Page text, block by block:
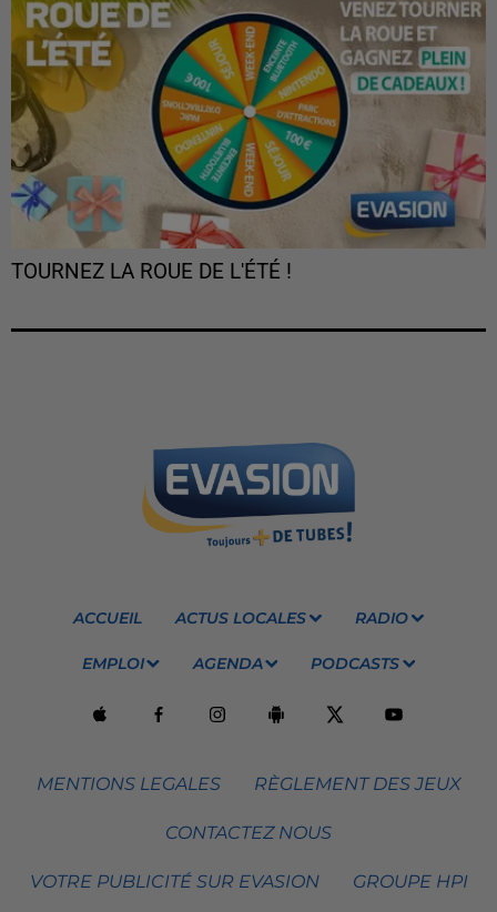
TOURNEZ LA ROUE DE L'ÉTÉ !
ACCUEIL ACTUS LOCALES RADIO
EMPLOI AGENDA PODCASTS
MENTIONS LEGALES RÈGLEMENT DES JEUX
CONTACTEZ NOUS
VOTRE PUBLICITÉ SUR EVASION GROUPE HPI